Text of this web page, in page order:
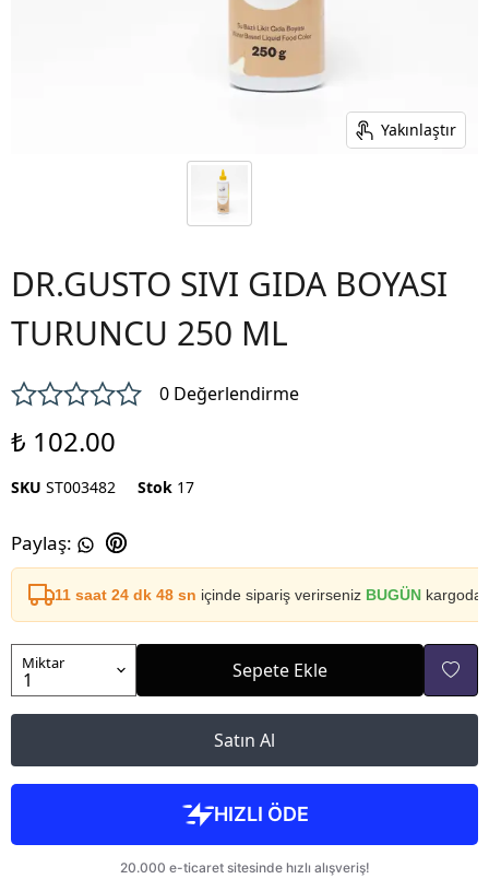
Yakınlaştır
DR.GUSTO SIVI GIDA BOYASI
TURUNCU 250 ML
0 Değerlendirme
₺ 102.00
SKU ST003482 Stok 17
Paylaş:
11 saat 24 dk 48 sn içinde sipariş verirseniz BUGÜN kargoda
Miktar Sepete Ekle
Satın Al